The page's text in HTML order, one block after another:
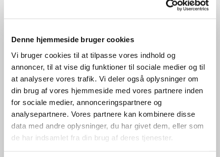
Denne hjemmeside bruger cookies
Vi bruger cookies til at tilpasse vores indhold og
annoncer, til at vise dig funktioner til sociale medier og til
at analysere vores trafik. Vi deler også oplysninger om
din brug af vores hjemmeside med vores partnere inden
for sociale medier, annonceringspartnere og
analysepartnere. Vores partnere kan kombinere disse
data med andre oplysninger, du har givet dem, eller som
de har indsamlet fra din brug af deres tjenester.
denne video.
Accepter cookies